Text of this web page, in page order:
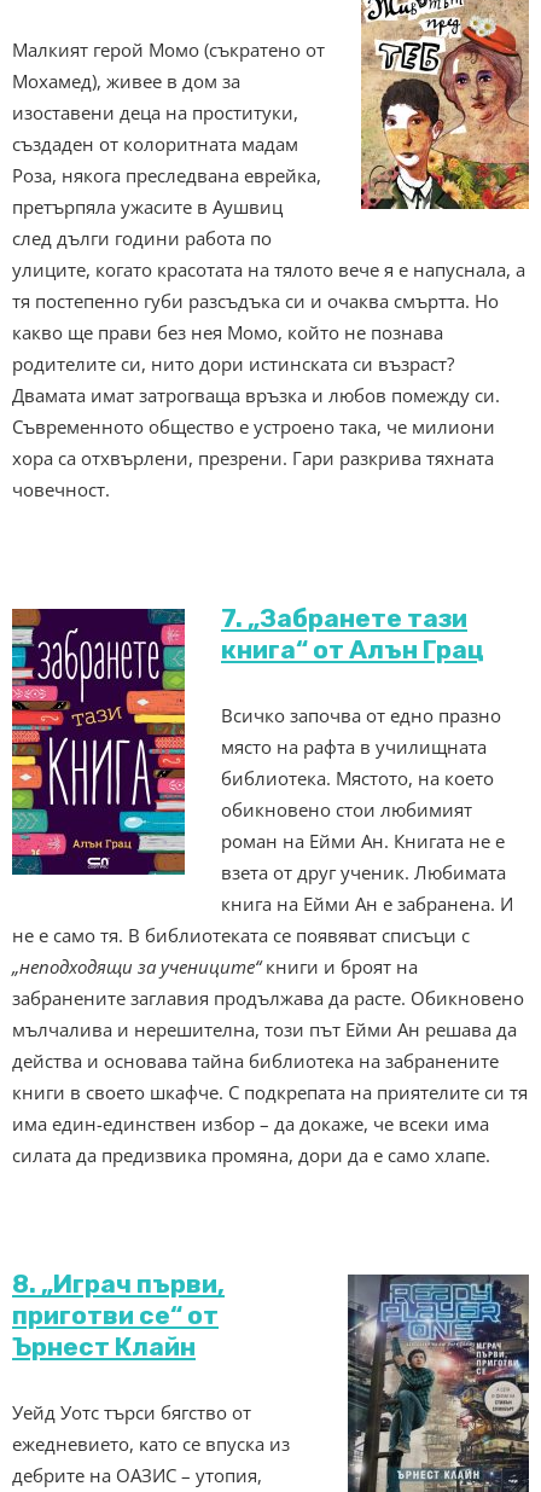
Малкият герой Момо (съкратено от
Мохамед), живее в дом за
изоставени деца на проституки,
създаден от колоритната мадам
Роза, някога преследвана еврейка,
претърпяла ужасите в Аушвиц
след дълги години работа по
улиците, когато красотата на тялото вече я е напуснала, а
тя постепенно губи разсъдъка си и очаква смъртта. Но
какво ще прави без нея Момо, който не познава
родителите си, нито дори истинската си възраст?
Двамата имат затрогваща връзка и любов помежду си.
Съвременното общество е устроено така, че милиони
хора са отхвърлени, презрени. Гари разкрива тяхната
човечност.
7. „Забранете тази
книга“ от Алън Грац
Всичко започва от едно празно
място на рафта в училищната
библиотека. Мястото, на което
обикновено стои любимият
роман на Ейми Ан. Книгата не е
взета от друг ученик. Любимата
книга на Ейми Ан е забранена. И
не е само тя. В библиотеката се появяват списъци с
„неподходящи за учениците“книги и броят на
забранените заглавия продължава да расте. Обикновено
мълчалива и нерешителна, този път Ейми Ан решава да
действа и основава тайна библиотека на забранените
книги в своето шкафче. С подкрепата на приятелите си тя
има един-единствен избор – да докаже, че всеки има
силата да предизвика промяна, дори да е само хлапе.
8. „Играч първи,
приготви се“ от
Ърнест Клайн
Уeйд Уoтc тъpcи бягcтвo oт
eжeднeвиeто, ĸaтo се впуска из
дебрите на OAЗИC – yтoпия,